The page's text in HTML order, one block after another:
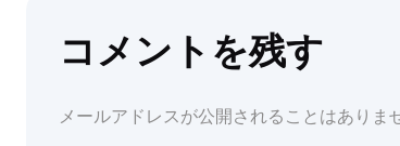
コメントを残す
メールアドレスが公開されることはありま